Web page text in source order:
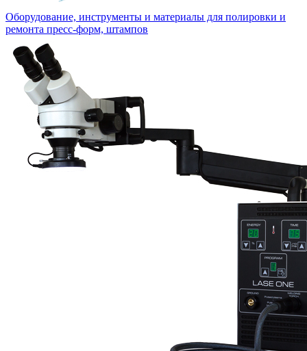
Оборудование, инструменты и материалы для полировки и
ремонта пресс-форм, штампов